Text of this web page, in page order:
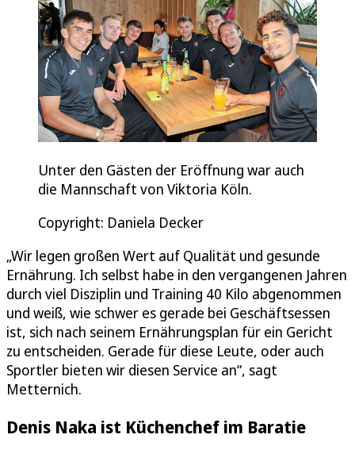
Unter den Gästen der Eröffnung war auch
die Mannschaft von Viktoria Köln.
Copyright: Daniela Decker
„Wir legen großen Wert auf Qualität und gesunde
Ernährung. Ich selbst habe in den vergangenen Jahren
durch viel Disziplin und Training 40 Kilo abgenommen
und weiß, wie schwer es gerade bei Geschäftsessen
ist, sich nach seinem Ernährungsplan für ein Gericht
zu entscheiden. Gerade für diese Leute, oder auch
Sportler bieten wir diesen Service an“, sagt
Metternich.
Denis Naka ist Küchenchef im Baratie